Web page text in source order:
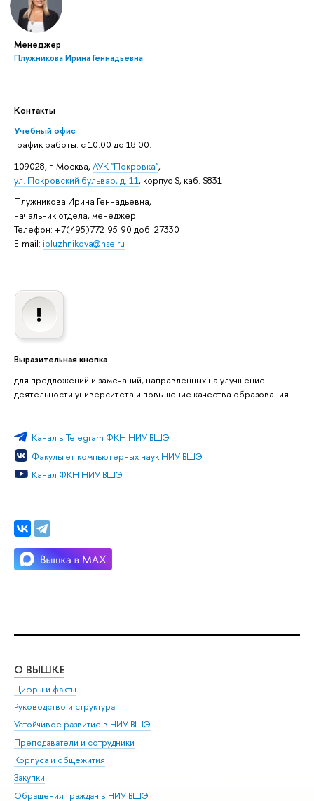
Менеджер
Плужникова Ирина Геннадьевна
Контакты
Учебный офис
График работы: с 10:00 до 18:00.
109028, г. Москва, АУК "Покровка",
ул. Покровский бульвар, д. 11, корпус S, каб. S831
Плужникова Ирина Геннадьевна,
начальник отдела, менеджер
Телефон: +7(495)772-95-90 доб. 27330
E-mail: ipluzhnikova@hse.ru
Выразительная кнопка
для предложений и замечаний, направленных на улучшение
деятельности университета и повышение качества образования
Канал в Telegram ФКН НИУ ВШЭ
Факультет компьютерных наук НИУ ВШЭ
Канал ФКН НИУ ВШЭ
О ВЫШКЕ
Цифры и факты
Руководство и структура
Устойчивое развитие в НИУ ВШЭ
Преподаватели и сотрудники
Корпуса и общежития
Закупки
Обращения граждан в НИУ ВШЭ